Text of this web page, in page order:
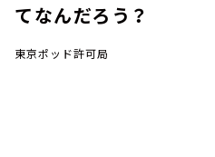
てなんだろう？
東京ポッド許可局